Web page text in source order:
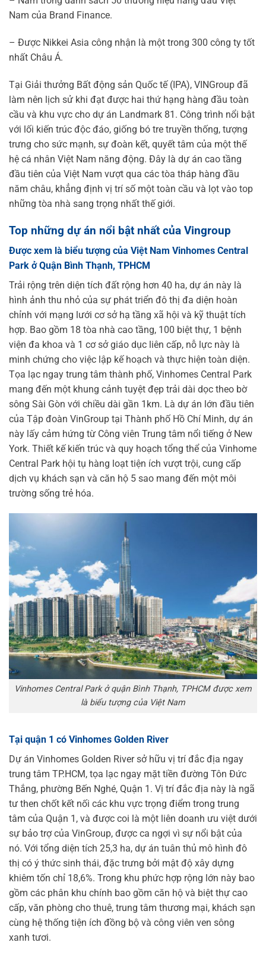
Nam của Brand Finance.
– Được Nikkei Asia công nhận là một trong 300 công ty tốt
nhất Châu Á.
Tại Giải thưởng Bất động sản Quốc tế (IPA), VINGroup đã
làm nên lịch sử khi đạt được hai thứ hạng hàng đầu toàn
cầu và khu vực cho dự án Landmark 81. Công trình nổi bật
với lối kiến trúc độc đáo, giống bó tre truyền thống, tượng
trưng cho sức mạnh, sự đoàn kết, quyết tâm của một thế
hệ cá nhân Việt Nam năng động. Đây là dự án cao tầng
đầu tiên của Việt Nam vượt qua các tòa tháp hàng đầu
năm châu, khẳng định vị trí số một toàn cầu và lọt vào top
những tòa nhà sang trọng nhất thế giới.
Top những dự án nổi bật nhất của Vingroup
Được xem là biểu tượng của Việt Nam Vinhomes Central
Park ở Quận Bình Thạnh, TPHCM
Trải rộng trên diện tích đất rộng hơn 40 ha, dự án này là
hình ảnh thu nhỏ của sự phát triển đô thị đa diện hoàn
chỉnh với mạng lưới cơ sở hạ tầng xã hội và kỹ thuật tích
hợp. Bao gồm 18 tòa nhà cao tầng, 100 biệt thự, 1 bệnh
viện đa khoa và 1 cơ sở giáo dục liên cấp, nỗ lực này là
minh chứng cho việc lập kế hoạch và thực hiện toàn diện.
Tọa lạc ngay trung tâm thành phố, Vinhomes Central Park
mang đến một khung cảnh tuyệt đẹp trải dài dọc theo bờ
sông Sài Gòn với chiều dài gần 1km. Là dự án lớn đầu tiên
của Tập đoàn VinGroup tại Thành phố Hồ Chí Minh, dự án
này lấy cảm hứng từ Công viên Trung tâm nổi tiếng ở New
York. Thiết kế kiến trúc và quy hoạch tổng thể của Vinhome
Central Park hội tụ hàng loạt tiện ích vượt trội, cung cấp
dịch vụ khách sạn và căn hộ 5 sao mang đến một môi
trường sống trẻ hóa.
Vinhomes Central Park ở quận Bình Thạnh, TPHCM được xem
là biểu tượng của Việt Nam
Tại quận 1 có Vinhomes Golden River
Dự án Vinhomes Golden River sở hữu vị trí đắc địa ngay
trung tâm TP.HCM, tọa lạc ngay mặt tiền đường Tôn Đức
Thắng, phường Bến Nghé, Quận 1. Vị trí đắc địa này là ngã
tư then chốt kết nối các khu vực trọng điểm trong trung
tâm của Quận 1, và được coi là một liên doanh ưu việt dưới
sự bảo trợ của VinGroup, được ca ngợi vì sự nổi bật của
nó. Với tổng diện tích 25,3 ha, dự án tuân thủ mô hình đô
thị có ý thức sinh thái, đặc trưng bởi mật độ xây dựng
khiêm tốn chỉ 18,6%. Trong khu phức hợp rộng lớn này bao
gồm các phân khu chính bao gồm căn hộ và biệt thự cao
cấp, văn phòng cho thuê, trung tâm thương mại, khách sạn
cùng hệ thống tiện ích đồng bộ và công viên ven sông
xanh tươi.